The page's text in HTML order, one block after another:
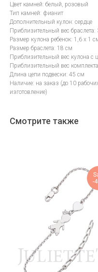
Цвет камней: белый, розовый
Тип камней: фианит
Дополнительный кулон: сердце
Приблизительный вес браслета:
Размер кулона ребенок: 1,6 х 1
Размер браслета: 18 см
Приблизительный вес кулона с
Приблизительный вес
Длина цепи подвески: 45 см
Наличие: на заказ (до 10
изготовление)
Смотрите также
-